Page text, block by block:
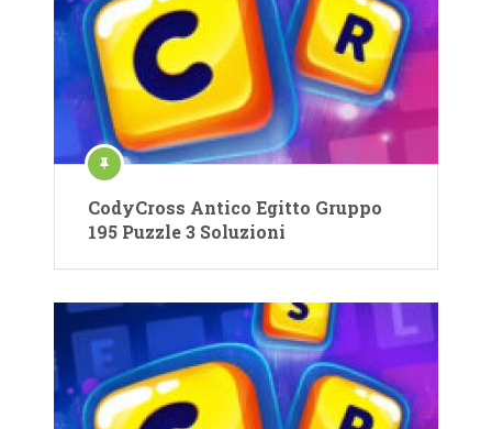
CodyCross Antico Egitto Gruppo
195 Puzzle 3 Soluzioni